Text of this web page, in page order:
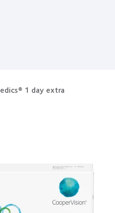
1 day extra